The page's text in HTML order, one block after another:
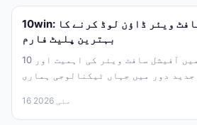
10win: آفیشل اور محفوظ سافٹ ویئر ڈاؤن لوڈ کرنے کا
بہترین پلیٹ فارم
ڈیجیٹل دنیا میں آفیشل سافٹ ویئر کی اہمیت اور 10win کا
16 مئی 2026